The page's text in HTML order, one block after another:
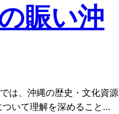
賑い沖
は、沖縄の歴史・文化資源
いて理解を深めること…